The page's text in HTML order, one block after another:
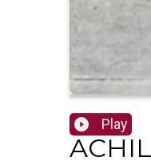
Play